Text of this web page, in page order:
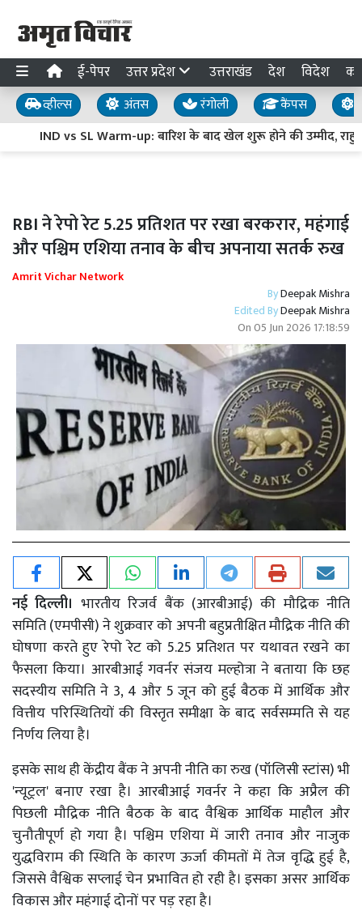
ई-पेपर उत्तर प्रदेश उत्तराखंड देश विदेश
व्हील्स अंतस रंगोली कैंपस
IND vs SL Warm-up: बारिश के बाद खेल शुरू होने की उम्मीद,
RBI ने रेपो रेट 5.25 प्रतिशत पर रखा बरकरार, महंगाई
और पश्चिम एशिया तनाव के बीच अपनाया सतर्क रुख
Amrit Vichar Network
ByDeepak Mishra
Edited ByDeepak Mishra
On05 Jun 2026 17:18:59
नई दिल्ली। भारतीय रिजर्व बैंक (आरबीआई) की मौद्रिक नीति
समिति (एमपीसी) ने शुक्रवार को अपनी बहुप्रतीक्षित मौद्रिक नीति की
घोषणा करते हुए रेपो रेट को 5.25 प्रतिशत पर यथावत रखने का
फैसला किया। आरबीआई गवर्नर संजय मल्होत्रा ने बताया कि छह
सदस्यीय समिति ने 3, 4 और 5 जून को हुई बैठक में आर्थिक और
वित्तीय परिस्थितियों की विस्तृत समीक्षा के बाद सर्वसम्मति से यह
निर्णय लिया है।
इसके साथ ही केंद्रीय बैंक ने अपनी नीति का रुख (पॉलिसी स्टांस) भी
'न्यूट्रल' बनाए रखा है। आरबीआई गवर्नर ने कहा कि अप्रैल की
पिछली मौद्रिक नीति बैठक के बाद वैश्विक आर्थिक माहौल और
चुनौतीपूर्ण हो गया है। पश्चिम एशिया में जारी तनाव और नाजुक
युद्धविराम की स्थिति के कारण ऊर्जा कीमतों में तेज वृद्धि हुई है,
जिससे वैश्विक सप्लाई चेन प्रभावित हो रही है। इसका असर आर्थिक
विकास और महंगाई दोनों पर पड़ रहा है।